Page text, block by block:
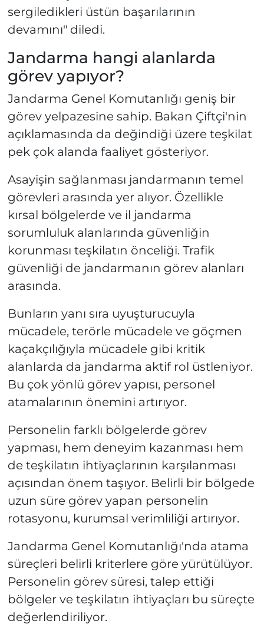
sergiledikleri üstün başarılarının
devamını" diledi.
Jandarma hangi alanlarda
görev yapıyor?
Jandarma Genel Komutanlığı geniş bir
görev yelpazesine sahip. Bakan Çiftçi'nin
açıklamasında da değindiği üzere teşkilat
pek çok alanda faaliyet gösteriyor.
Asayişin sağlanması jandarmanın temel
görevleri arasında yer alıyor. Özellikle
kırsal bölgelerde ve il jandarma
sorumluluk alanlarında güvenliğin
korunması teşkilatın önceliği. Trafik
güvenliği de jandarmanın görev alanları
arasında.
Bunların yanı sıra uyuşturucuyla
mücadele, terörle mücadele ve göçmen
kaçakçılığıyla mücadele gibi kritik
alanlarda da jandarma aktif rol üstleniyor.
Bu çok yönlü görev yapısı, personel
atamalarının önemini artırıyor.
Personelin farklı bölgelerde görev
yapması, hem deneyim kazanması hem
de teşkilatın ihtiyaçlarının karşılanması
açısından önem taşıyor. Belirli bir bölgede
uzun süre görev yapan personelin
rotasyonu, kurumsal verimliliği artırıyor.
Jandarma Genel Komutanlığı'nda atama
süreçleri belirli kriterlere göre yürütülüyor.
Personelin görev süresi, talep ettiği
bölgeler ve teşkilatın ihtiyaçları bu süreçte
değerlendiriliyor.